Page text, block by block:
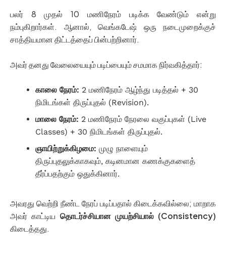
பலர் 8 முதல் 10 மணிநேரம் படிக்க வேண்டும் என்று
நம்புகிறார்கள். ஆனால், வெங்கடேஷ் ஒரு நடைமுறைக்குச்
சாத்தியமான திட்டத்தைப் பின்பற்றினார்.
அவர் தனது வேலையையும் படிப்பையும் சமமாக நிர்வகித்தார்:
காலை நேரம்: 2 மணிநேரம் ஆழ்ந்து படித்தல் + 30
நிமிடங்கள் திருப்புதல் (Revision).
மாலை நேரம்: 2 மணிநேரம் நேரலை வகுப்புகள் (Live
Classes) + 30 நிமிடங்கள் திருப்புதல்.
ஞாயிற்றுக்கிழமை: முழு நாளையும்
திருப்புதலுக்காகவும், கடினமான கணக்குகளைத்
தீர்ப்பதற்கும் ஒதுக்கினார்.
அவரது வெற்றி நீண்ட நேரப் படிப்பதால் கிடைக்கவில்லை; மாறாக
அவர் காட்டிய தொடர்ச்சியான முயற்சியால் (Consistency)
கிடைத்தது.